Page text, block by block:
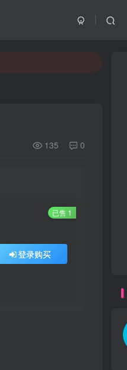
135 0
已售 1
登录购买